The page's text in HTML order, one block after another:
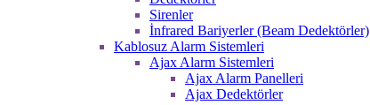
Sirenler
İnfrared Bariyerler (Beam Dedektörler)
Kablosuz Alarm Sistemleri
Ajax Alarm Sistemleri
Ajax Alarm Panelleri
Ajax Dedektörler